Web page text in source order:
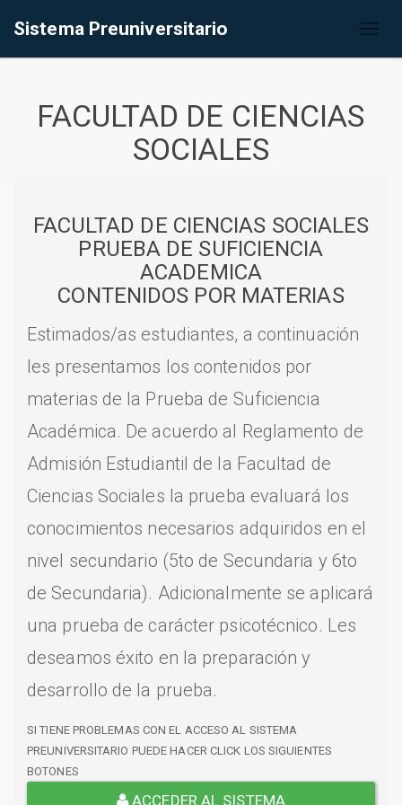
Sistema Preuniversitario
FACULTAD DE CIENCIAS
SOCIALES
FACULTAD DE CIENCIAS SOCIALES
PRUEBA DE SUFICIENCIA
ACADEMICA
CONTENIDOS POR MATERIAS
Estimados/as estudiantes, a continuación
les presentamos los contenidos por
materias de la Prueba de Suficiencia
Académica. De acuerdo al Reglamento de
Admisión Estudiantil de la Facultad de
Ciencias Sociales la prueba evaluará los
conocimientos necesarios adquiridos en el
nivel secundario (5to de Secundaria y 6to
de Secundaria). Adicionalmente se aplicará
una prueba de carácter psicotécnico. Les
deseamos éxito en la preparación y
desarrollo de la prueba.
SI TIENE PROBLEMAS CON EL ACCESO AL SISTEMA
PREUNIVERSITARIO PUEDE HACER CLICK LOS SIGUIENTES
BOTONES
ACCEDER AL SISTEMA